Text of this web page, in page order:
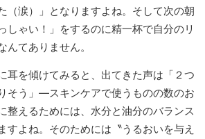
（涙）」となりますよね。そして次の朝
しゃい！」をするのに精一杯で自分のリ
んてありません。
耳を傾けてみると、出てきた声は「２つ
そう」―スキンケアで使うものの数のお
整えるためには、水分と油分のバランス
すよね。そのためには〝うるおいを与え